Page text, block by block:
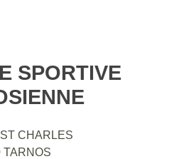
SPORTIVE
CHARLES
TARNOS